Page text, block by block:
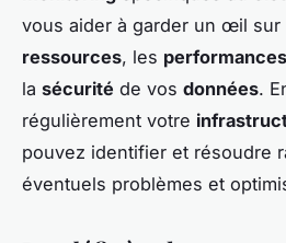
vous aider à garder un œil sur
ressources, les performances
la sécurité de vos données.
régulièrement votre
pouvez identifier et résoudre
éventuels problèmes et